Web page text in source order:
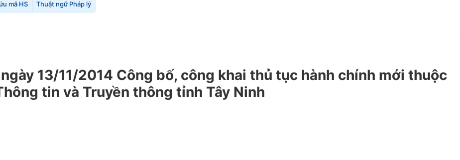
mã HS Thuật ngữ Pháp lý
13/11/2014 Công bố, công khai thủ tục hành chính mới thuộc
tin và Truyền thông tỉnh Tây Ninh